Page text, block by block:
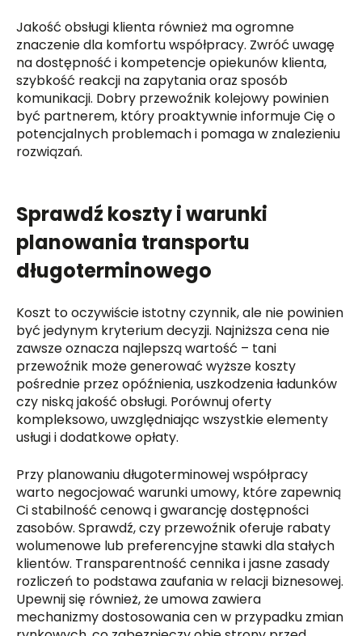
Jakość obsługi klienta również ma ogromne
znaczenie dla komfortu współpracy. Zwróć uwagę
na dostępność i kompetencje opiekunów klienta,
szybkość reakcji na zapytania oraz sposób
komunikacji. Dobry przewoźnik kolejowy powinien
być partnerem, który proaktywnie informuje Cię o
potencjalnych problemach i pomaga w znalezieniu
rozwiązań.
Sprawdź koszty i warunki
planowania transportu
długoterminowego
Koszt to oczywiście istotny czynnik, ale nie powinien
być jedynym kryterium decyzji. Najniższa cena nie
zawsze oznacza najlepszą wartość – tani
przewoźnik może generować wyższe koszty
pośrednie przez opóźnienia, uszkodzenia ładunków
czy niską jakość obsługi. Porównuj oferty
kompleksowo, uwzględniając wszystkie elementy
usługi i dodatkowe opłaty.
Przy planowaniu długoterminowej współpracy
warto negocjować warunki umowy, które zapewnią
Ci stabilność cenową i gwarancję dostępności
zasobów. Sprawdź, czy przewoźnik oferuje rabaty
wolumenowe lub preferencyjne stawki dla stałych
klientów. Transparentność cennika i jasne zasady
rozliczeń to podstawa zaufania w relacji biznesowej.
Upewnij się również, że umowa zawiera
mechanizmy dostosowania cen w przypadku zmian